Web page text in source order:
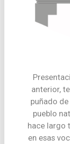
anterior,
puñado
pueblo
hace largo
en esas